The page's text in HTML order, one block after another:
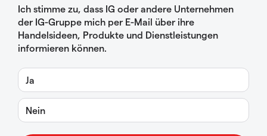
Ich stimme zu, dass IG oder andere Unternehmen
der IG-Gruppe mich per E-Mail über ihre
Handelsideen, Produkte und Dienstleistungen
informieren können.
Ja
Nein